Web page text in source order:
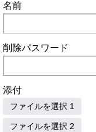
名前
削除パスワード
添付
ファイルを選択 1
ファイルを選択 2